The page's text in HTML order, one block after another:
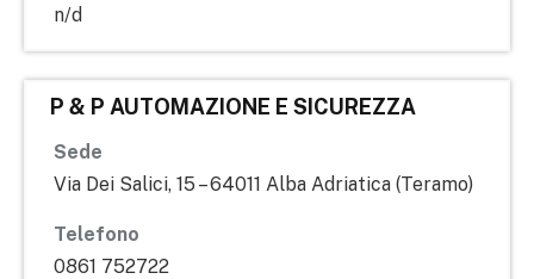
n/d
P & P AUTOMAZIONE E SICUREZZA
Sede
Via Dei Salici, 15 – 64011 Alba Adriatica (Teramo)
Telefono
0861 752722